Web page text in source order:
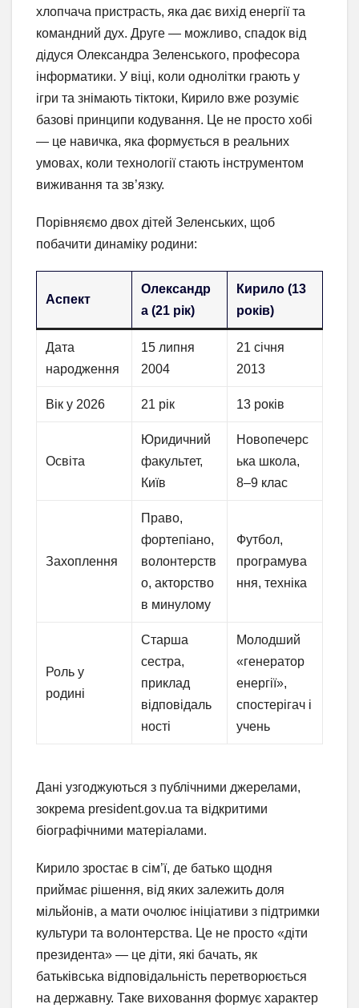
хлопчача пристрасть, яка дає вихід енергії та
командний дух. Друге — можливо, спадок від
дідуся Олександра Зеленського, професора
інформатики. У віці, коли однолітки грають у
ігри та знімають тіктоки, Кирило вже розуміє
базові принципи кодування. Це не просто хобі
— це навичка, яка формується в реальних
умовах, коли технології стають інструментом
виживання та зв’язку.
Порівняємо двох дітей Зеленських, щоб
побачити динаміку родини:
Аспект
Олександр
а (21 рік)
Кирило (13
років)
Дата
народження
15 липня
2004
21 січня
2013
Вік у 2026 21 рік 13 років
Освіта
Юридичний
факультет,
Київ
Новопечерс
ька школа,
8–9 клас
Захоплення
Право,
фортепіано,
волонтерств
о, акторство
в минулому
Футбол,
програмува
ння, техніка
Роль у
родині
Старша
сестра,
приклад
відповідаль
ності
Молодший
«генератор
енергії»,
спостерігач і
учень
Дані узгоджуються з публічними джерелами,
зокрема president.gov.ua та відкритими
біографічними матеріалами.
Кирило зростає в сім’ї, де батько щодня
приймає рішення, від яких залежить доля
мільйонів, а мати очолює ініціативи з підтримки
культури та волонтерства. Це не просто «діти
президента» — це діти, які бачать, як
батьківська відповідальність перетворюється
на державну. Таке виховання формує характер